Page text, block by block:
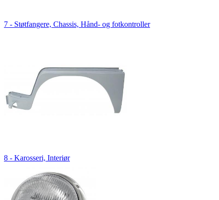
7 - Støtfangere, Chassis, Hånd- og fotkontroller
8 - Karosseri, Interiør